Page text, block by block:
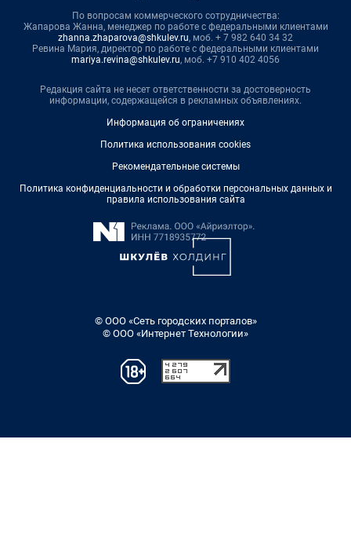
По вопросам коммерческого сотрудничества:
Жапарова Жанна, менеджер по работе с федеральными клиентами
zhanna.zhaparova@shkulev.ru, моб. + 7 982 640 34 32
Ревина Мария, директор по работе с федеральными клиентами
mariya.revina@shkulev.ru, моб. +7 910 402 4056
Редакция сайта не несет ответственности за достоверность
информации, содержащейся в рекламных объявлениях.
Информация об ограничениях
Политика использования cookies
Рекомендательные системы
Политика конфиденциальности и обработки персональных данных и
правила использования сайта
© ООО «Сеть городских порталов»
© ООО «Интернет Технологии»